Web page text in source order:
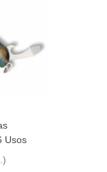
Usos